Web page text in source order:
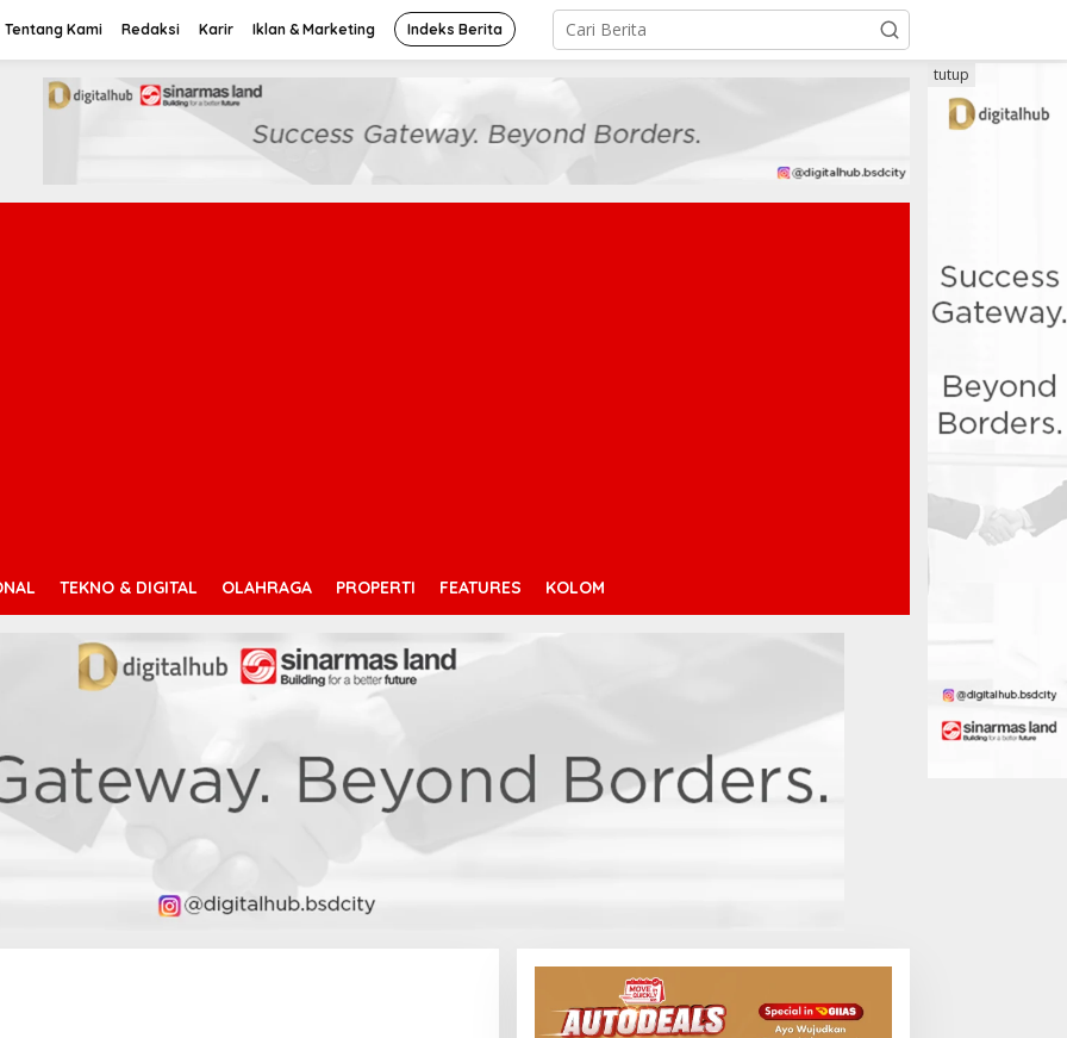
Tentang Kami Redaksi Karir Iklan & Marketing Indeks Berita
TEKNO & DIGITAL OLAHRAGA PROPERTI FEATURES KOLOM
tutup